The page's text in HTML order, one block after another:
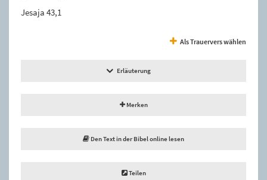
Jesaja 43,1
Als Trauervers wählen
Erläuterung
Merken
Den Text in der Bibel online lesen
Teilen